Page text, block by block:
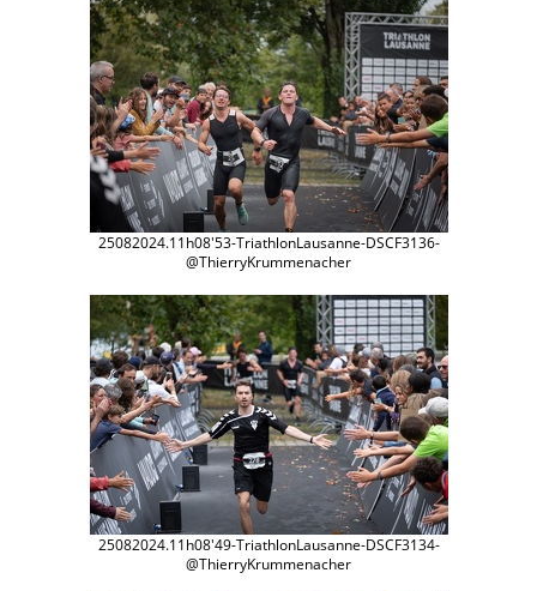
25082024.11h08'53-TriathlonLausanne-DSCF3136-
@ThierryKrummenacher
25082024.11h08'49-TriathlonLausanne-DSCF3134-
@ThierryKrummenacher